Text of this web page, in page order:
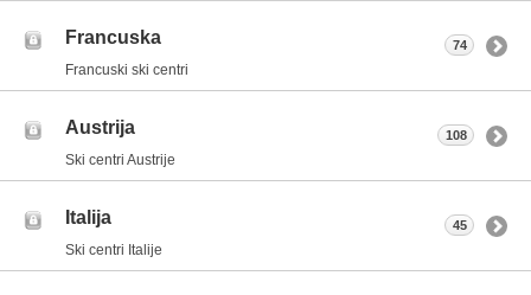
Francuska
Francuski ski centri
74
Austrija
Ski centri Austrije
108
Italija
Ski centri Italije
45